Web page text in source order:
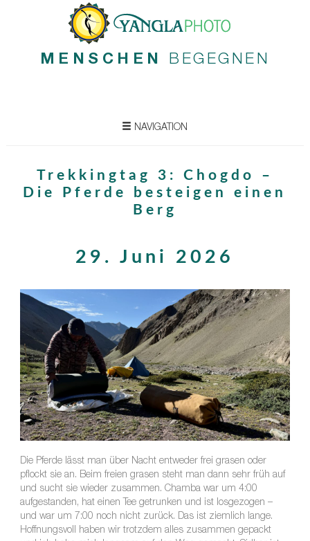
MENSCHEN BEGEGNEN
NAVIGATION
Trekkingtag 3: Chogdo –
Die Pferde besteigen einen
Berg
29. Juni 2026
Die Pferde lässt man über Nacht entweder frei grasen oder
pflockt sie an. Beim freien grasen steht man dann sehr früh auf
und sucht sie wieder zusammen. Chamba war um 4:00
aufgestanden, hat einen Tee getrunken und ist losgezogen –
und war um 7:00 noch nicht zurück. Das ist ziemlich lange.
Hoffnungsvoll haben wir trotzdem alles zusammen gepackt